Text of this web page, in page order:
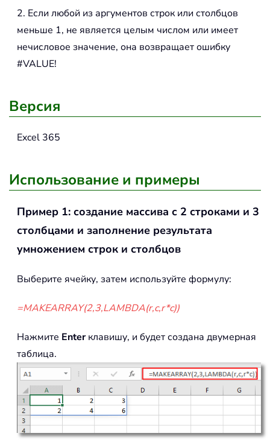
2. Если любой из аргументов строк или столбцов
меньше 1, не является целым числом или имеет
нечисловое значение, она возвращает ошибку
#VALUE!
Версия
Excel 365
Использование и примеры
Пример 1: создание массива с 2 строками и 3
столбцами и заполнение результата
умножением строк и столбцов
Выберите ячейку, затем используйте формулу:
=MAKEARRAY(2,3,LAMBDA(r,c,r*c))
Нажмите Enterклавишу, и будет создана двумерная
таблица.